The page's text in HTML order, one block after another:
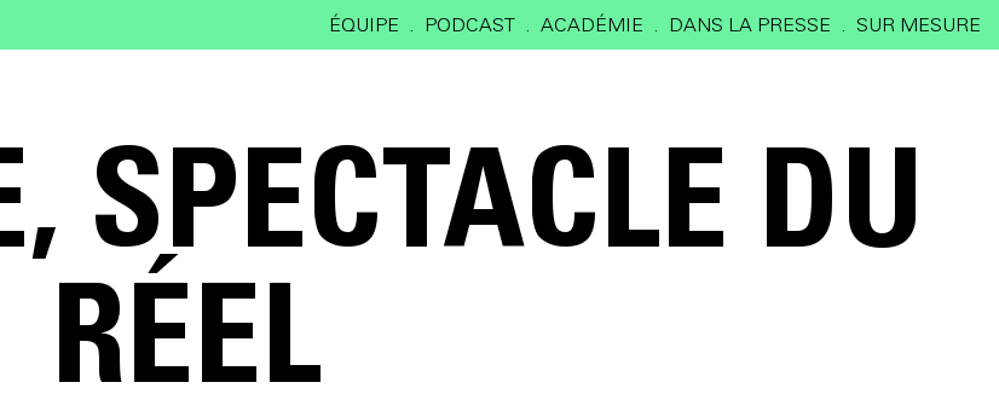
ÉQUIPE PODCAST ACADÉMIE DANS LA PRESSE SUR MESURE
SPECTACLE DU
RÉEL